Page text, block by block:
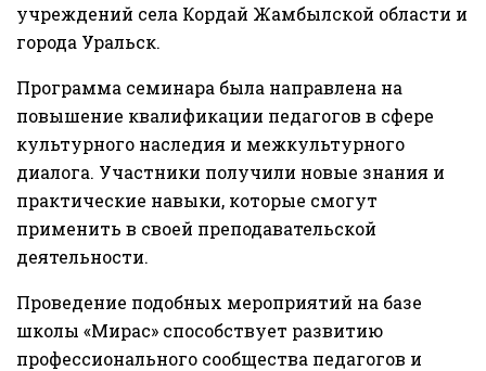
учреждений села Кордай Жамбылской области и
города Уральск.
Программа семинара была направлена на
повышение квалификации педагогов в сфере
культурного наследия и межкультурного
диалога. Участники получили новые знания и
практические навыки, которые смогут
применить в своей преподавательской
деятельности.
Проведение подобных мероприятий на базе
школы «Мирас» способствует развитию
профессионального сообщества педагогов и